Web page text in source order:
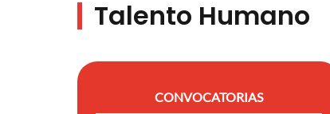
Talento Humano
CONVOCATORIAS